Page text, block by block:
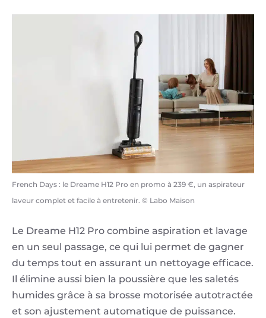
French Days : le Dreame H12 Pro en promo à 239 €, un aspirateur
laveur complet et facile à entretenir. © Labo Maison
Le Dreame H12 Pro combine aspiration et lavage
en un seul passage, ce qui lui permet de gagner
du temps tout en assurant un nettoyage efficace.
Il élimine aussi bien la poussière que les saletés
humides grâce à sa brosse motorisée autotractée
et son ajustement automatique de puissance.